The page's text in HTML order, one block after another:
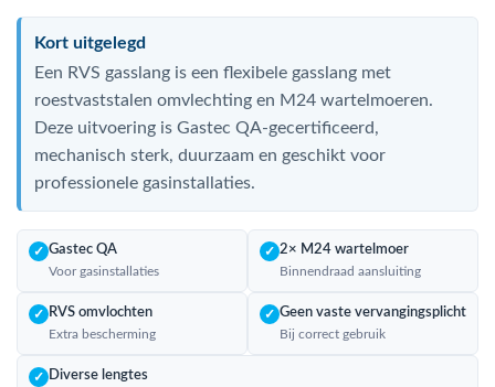
Kort uitgelegd
Een RVS gasslang is een flexibele gasslang met
roestvaststalen omvlechting en M24 wartelmoeren.
Deze uitvoering is Gastec QA-gecertificeerd,
mechanisch sterk, duurzaam en geschikt voor
professionele gasinstallaties.
✓ Gastec QA
Voor gasinstallaties
✓ 2× M24 wartelmoer
Binnendraad aansluiting
✓ RVS omvlochten
Extra bescherming
✓ Geen vaste vervangingsplicht
Bij correct gebruik
✓ Diverse lengtes